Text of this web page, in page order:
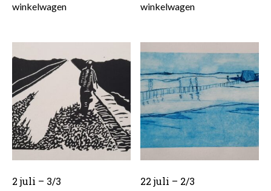
winkelwagen
winkelwagen
2 juli – 3/3 22 juli – 2/3